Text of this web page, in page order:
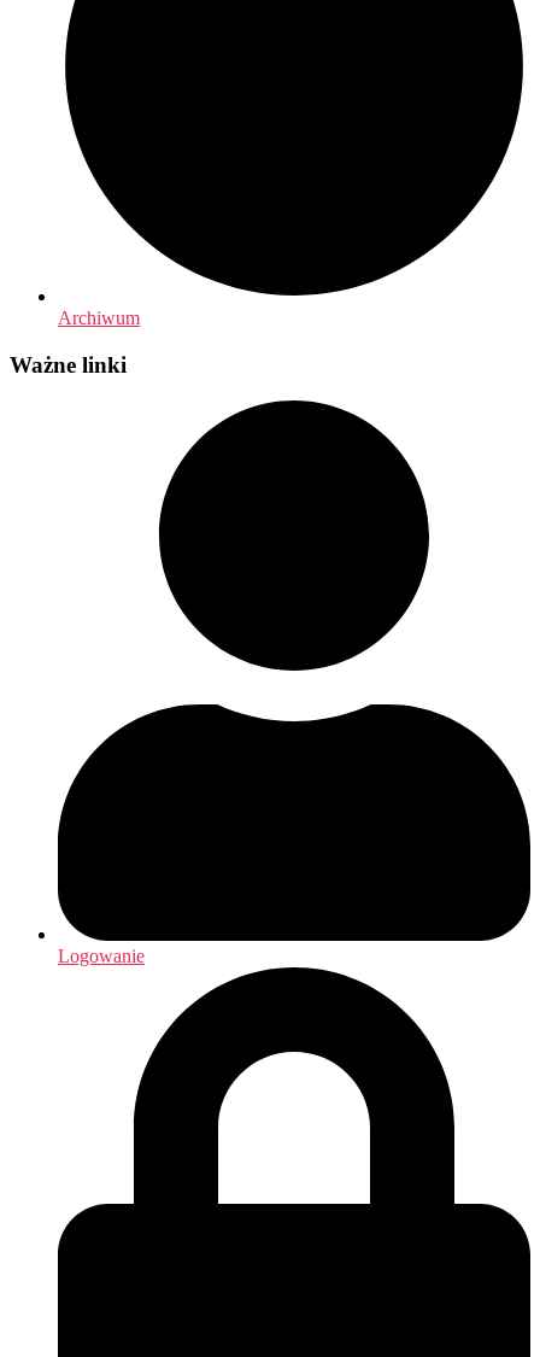
Archiwum
Ważne linki
Logowanie